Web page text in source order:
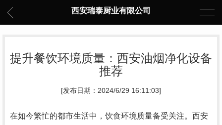
西安瑞泰厨业有限公司
提升餐饮环境质量：西安油烟净化设备
推荐
[发布日期：2024/6/29 16:11:03]
在如今繁忙的都市生活中，饮食环境质量备受关注。西安